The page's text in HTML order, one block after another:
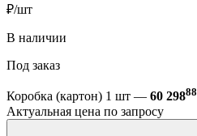
₽/шт
В наличии
Под заказ
Коробка (картон) 1 шт — 60 29888
Актуальная цена по запросу